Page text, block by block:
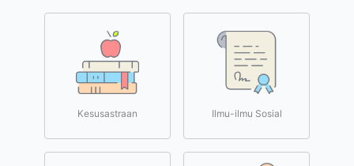
Kesusastraan Ilmu-ilmu Sosial